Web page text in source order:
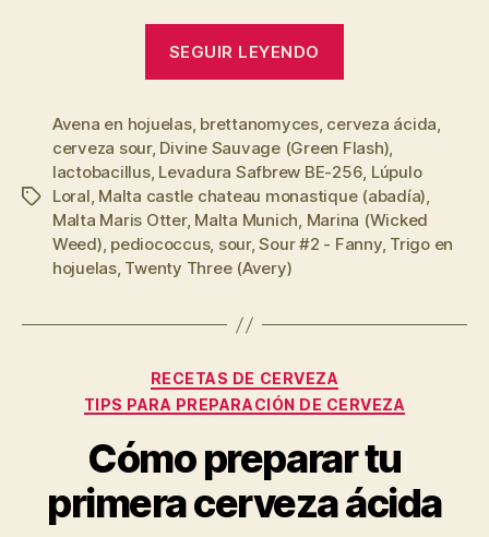
SEGUIR LEYENDO
(Fanny),
con
brettanomyces”
Etiquetas
Avena en hojuelas, brettanomyces, cerveza ácida,
cerveza sour, Divine Sauvage (Green Flash),
lactobacillus, Levadura Safbrew BE-256, Lúpulo
Loral, Malta castle chateau monastique (abadía),
Malta Maris Otter, Malta Munich, Marina (Wicked
Weed), pediococcus, sour,Sour #2 - Fanny, Trigo en
hojuelas, Twenty Three (Avery)
Categorías
RECETAS DE CERVEZA
TIPS PARA PREPARACIÓN DE CERVEZA
Cómo preparar tu
primera cerveza ácida